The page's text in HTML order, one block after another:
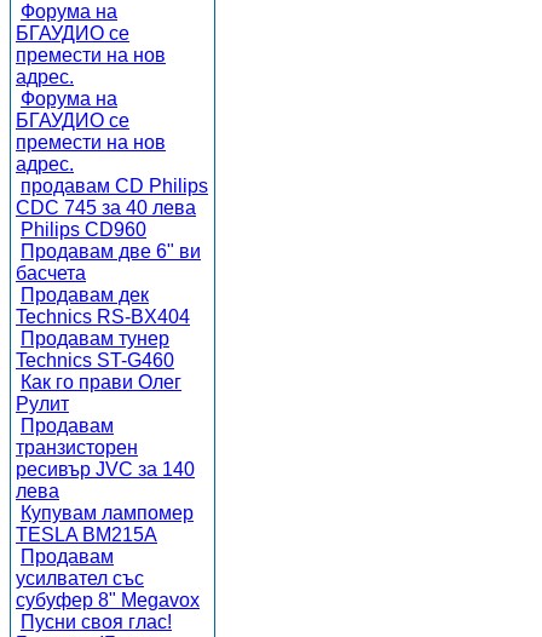
Форума на
БГАУДИО се
премести на нов
адрес.
Форума на
БГАУДИО се
премести на нов
адрес.
продавам CD Philips
CDC 745 за 40 лева
Philips CD960
Продавам две 6" ви
басчета
Продавам дек
Technics RS-BX404
Продавам тунер
Technics ST-G460
Как го прави Олег
Рулит
Продавам
транзисторен
ресивър JVC за 140
лева
Купувам лампомер
TESLA BM215A
Продавам
усилвател със
субуфер 8" Megavox
Пусни своя глас!